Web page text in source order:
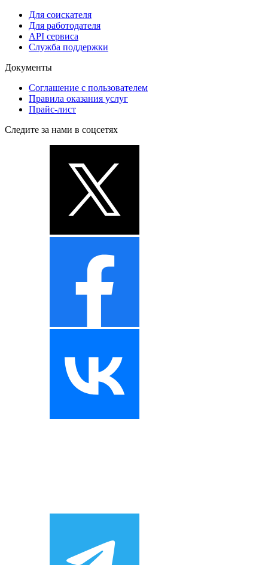
Для соискателя
Для работодателя
API сервиса
Служба поддержки
Документы
Соглашение с пользователем
Правила оказания услуг
Прайс-лист
Следите за нами в соцсетях